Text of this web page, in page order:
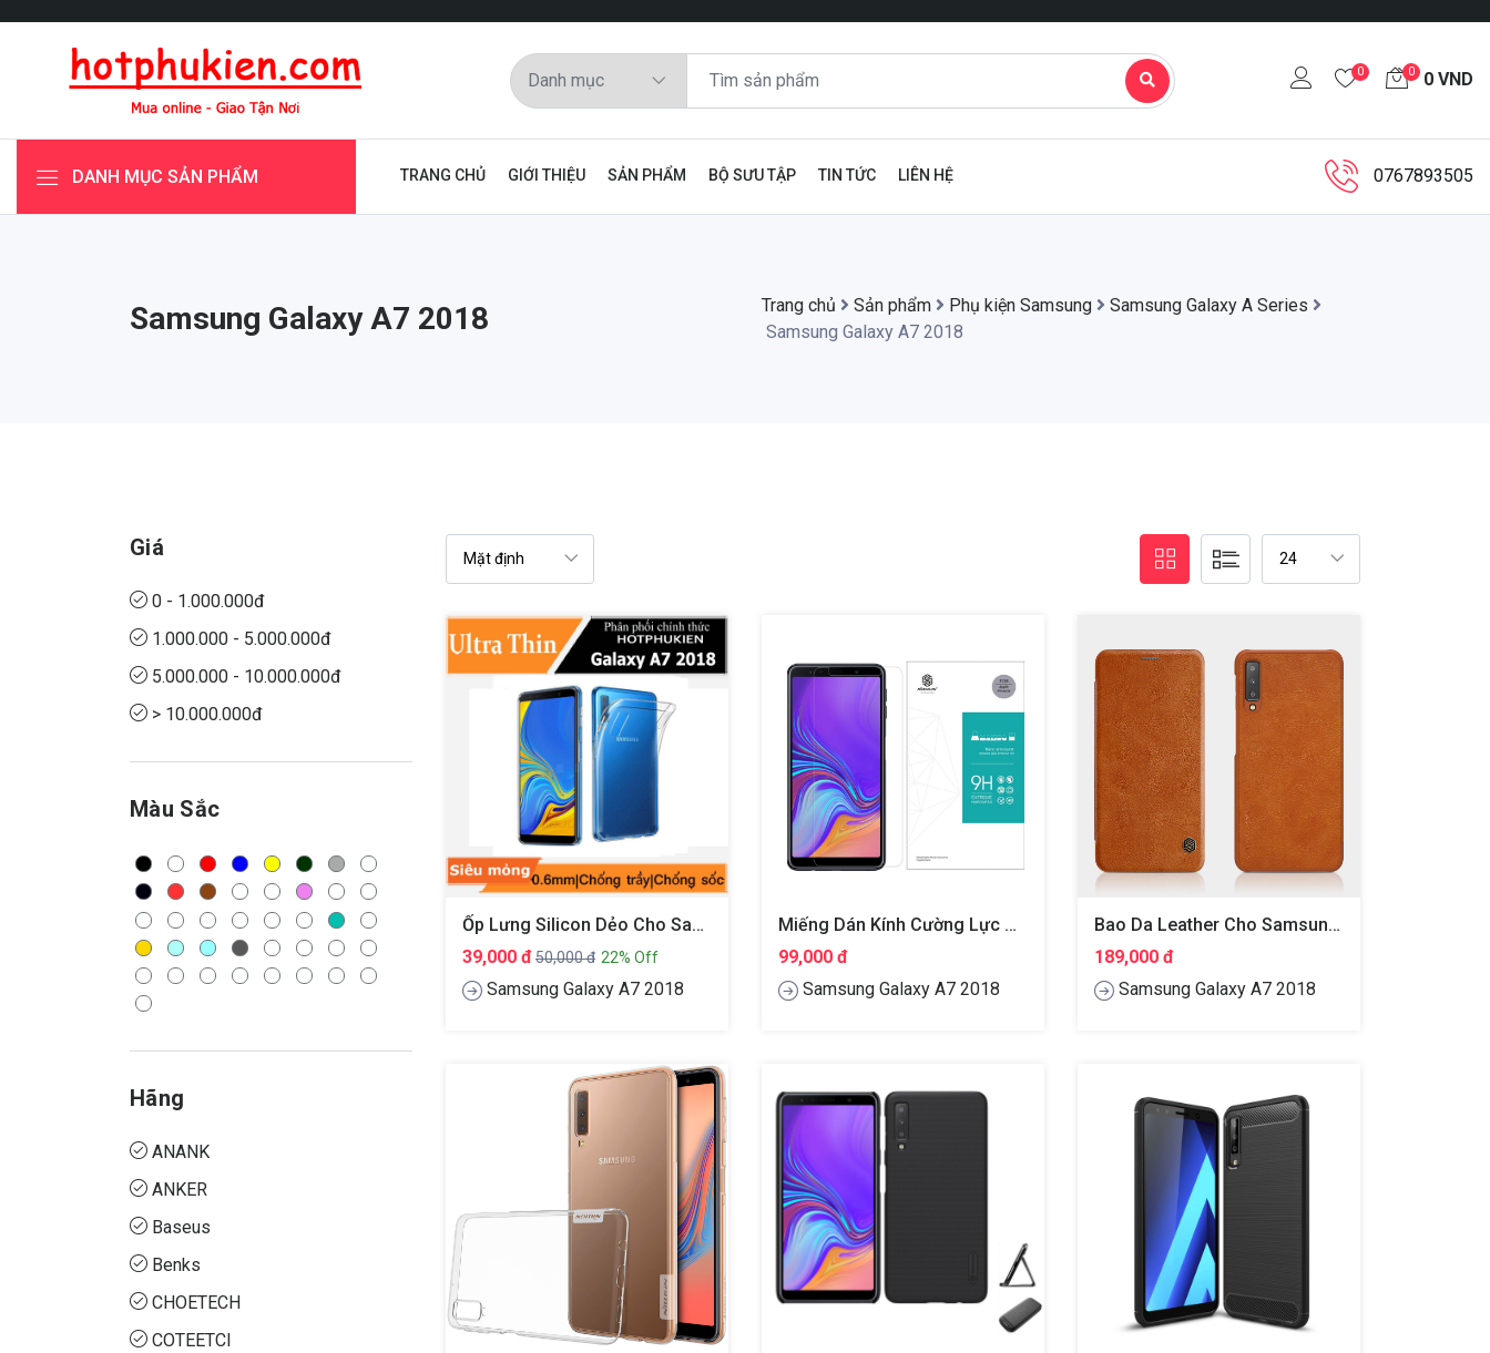
0 0 0 VND
DANH MỤC SẢN PHẨM TRANG CHỦ GIỚI THIỆU SẢN PHẨM BỘ SƯU TẬP TIN TỨC LIÊN HỆ 0767893505
Samsung Galaxy A7 2018 Trang chủ Sản phẩm Phụ kiện Samsung
Samsung Galaxy A Series
Samsung Galaxy A7 2018
Ốp Lưng Silicon Dẻo Cho Samsung Galaxy A7 2018 Hiệu Ultra Thin
39,000 đ50,000 đ 22% Off
Samsung Galaxy A7 2018
Miếng Dán Kính Cường Lực Cho Samsung Galaxy A7 2018 Hiệu Nillkin Amazing H
99,000 đ
Samsung Galaxy A7 2018
Bao Da Leather Cho Samsung Galaxy A7 2018 Hiệu Nillkin Qin
189,000 đ
Samsung Galaxy A7 2018
Giá
0 - 1.000.000đ
1.000.000 - 5.000.000đ
5.000.000 - 10.000.000đ
> 10.000.000đ
Màu Sắc
Hãng
ANANK
ANKER
Baseus
Benks
CHOETECH
COTEETCI